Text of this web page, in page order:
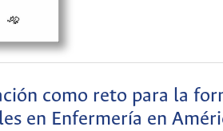
como reto para la
en Enfermería en